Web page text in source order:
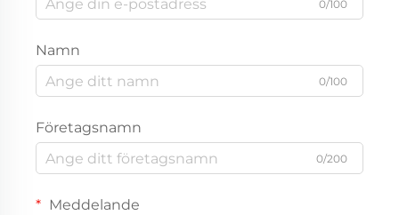
0/100
Namn
0/100
Företagsnamn
0/200
Meddelande